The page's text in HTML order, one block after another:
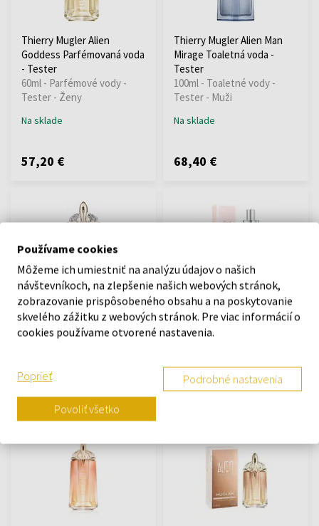
Thierry Mugler Alien
Goddess Parfémovaná voda
- Tester
60ml - Parfémové vody -
Tester - Ženy
Na sklade
57,20 €
Thierry Mugler Alien Man
Mirage Toaletná voda -
Tester
100ml - Toaletné vody -
Tester - Muži
Na sklade
68,40 €
Thierry Mugler Alien Mirage
Toaletná voda - Tester
60ml - Toaletné vody -
Tester - Ženy
63,47 €
Thierry Mugler Secret
Toaletná voda
50ml - Toaletné vody - Ženy
Používame cookies
Môžeme ich umiestniť na analýzu údajov o našich
návštevníkoch, na zlepšenie našich webových stránok,
zobrazovanie prispôsobeného obsahu a na poskytovanie
skvelého zážitku z webových stránok. Pre viac informácií o
cookies používame otvorené nastavenia.
Poprieť Podrobné nastavenia
Povoliť všetko